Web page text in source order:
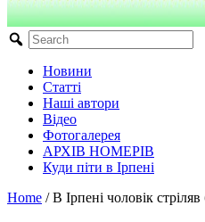
Новини
Статті
Наші автори
Відео
Фотогалерея
АРХІВ НОМЕРІВ
Куди піти в Ірпені
Home / В Ірпені чоловік